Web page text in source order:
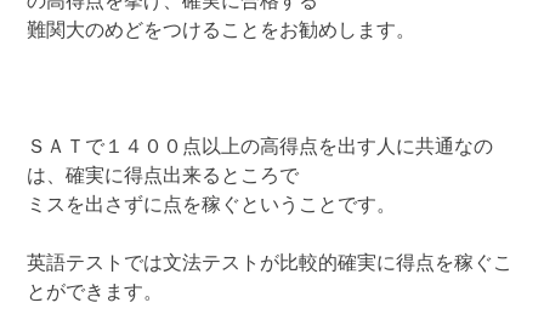
難関大のめどをつけることをお勧めします。
ＳＡＴで１４００点以上の高得点を出す人に共通なの
は、確実に得点出来るところで
ミスを出さずに点を稼ぐということです。
英語テストでは文法テストが比較的確実に得点を稼ぐこ
とができます。